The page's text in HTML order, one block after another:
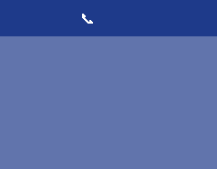
📞